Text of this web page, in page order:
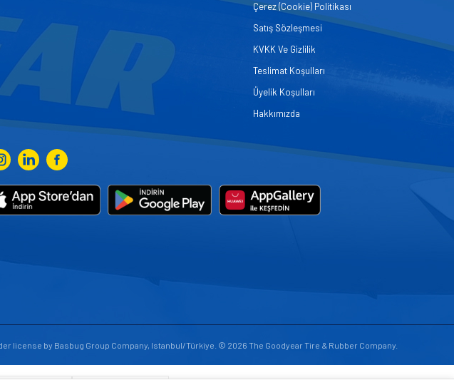
Çerez (Cookie) Politikası
Satış Sözleşmesi
KVKK Ve Gizlilik
Teslimat Koşulları
Üyelik Koşulları
Hakkımızda
license by Basbug Group Company, Istanbul/Türkiye. © 2026 The Goodyear Tire & Rubber Company.